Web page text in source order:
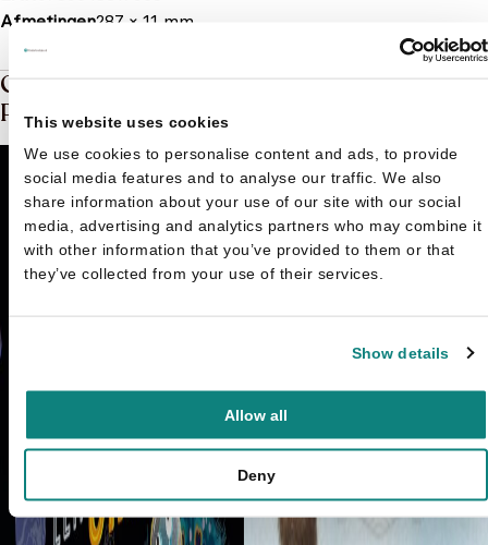
This website uses cookies
We use cookies to personalise content and ads, to provide
social media features and to analyse our traffic. We also
share information about your use of our site with our social
media, advertising and analytics partners who may combine it
with other information that you’ve provided to them or that
they’ve collected from your use of their services.
Show details
Allow all
Deny
Afmetingen287 × 11 mm
Gerelateerde boeken in de soort:
Prentenboek